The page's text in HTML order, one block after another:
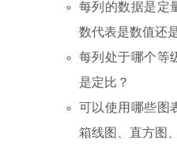
每列的数据是定
数代表是数值还
每列处于哪个等
是定比？
可以使用哪些图
箱线图、直方图